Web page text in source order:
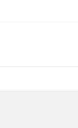
Young adult (SK)